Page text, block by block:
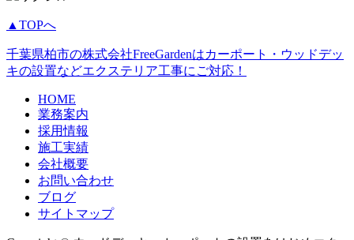
▲TOPへ
千葉県柏市の株式会社FreeGardenはカーポート・ウッドデッ
キの設置などエクステリア工事にご対応！
HOME
業務案内
採用情報
施工実績
会社概要
お問い合わせ
ブログ
サイトマップ